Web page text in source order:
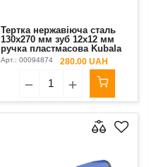
Тертка нержавіюча сталь
130х270 мм зуб 12х12 мм
ручка пластмасова Kubala
Арт.: 00094874 280.00 UAH